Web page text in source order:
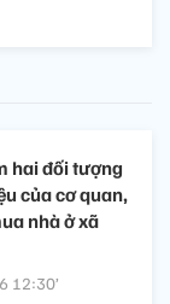
hai đối tượng
của cơ quan,
nhà ở xã
12:30’